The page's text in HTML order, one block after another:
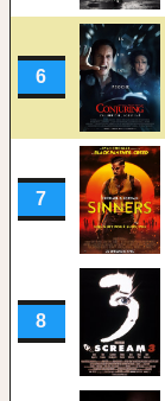
6
7
8